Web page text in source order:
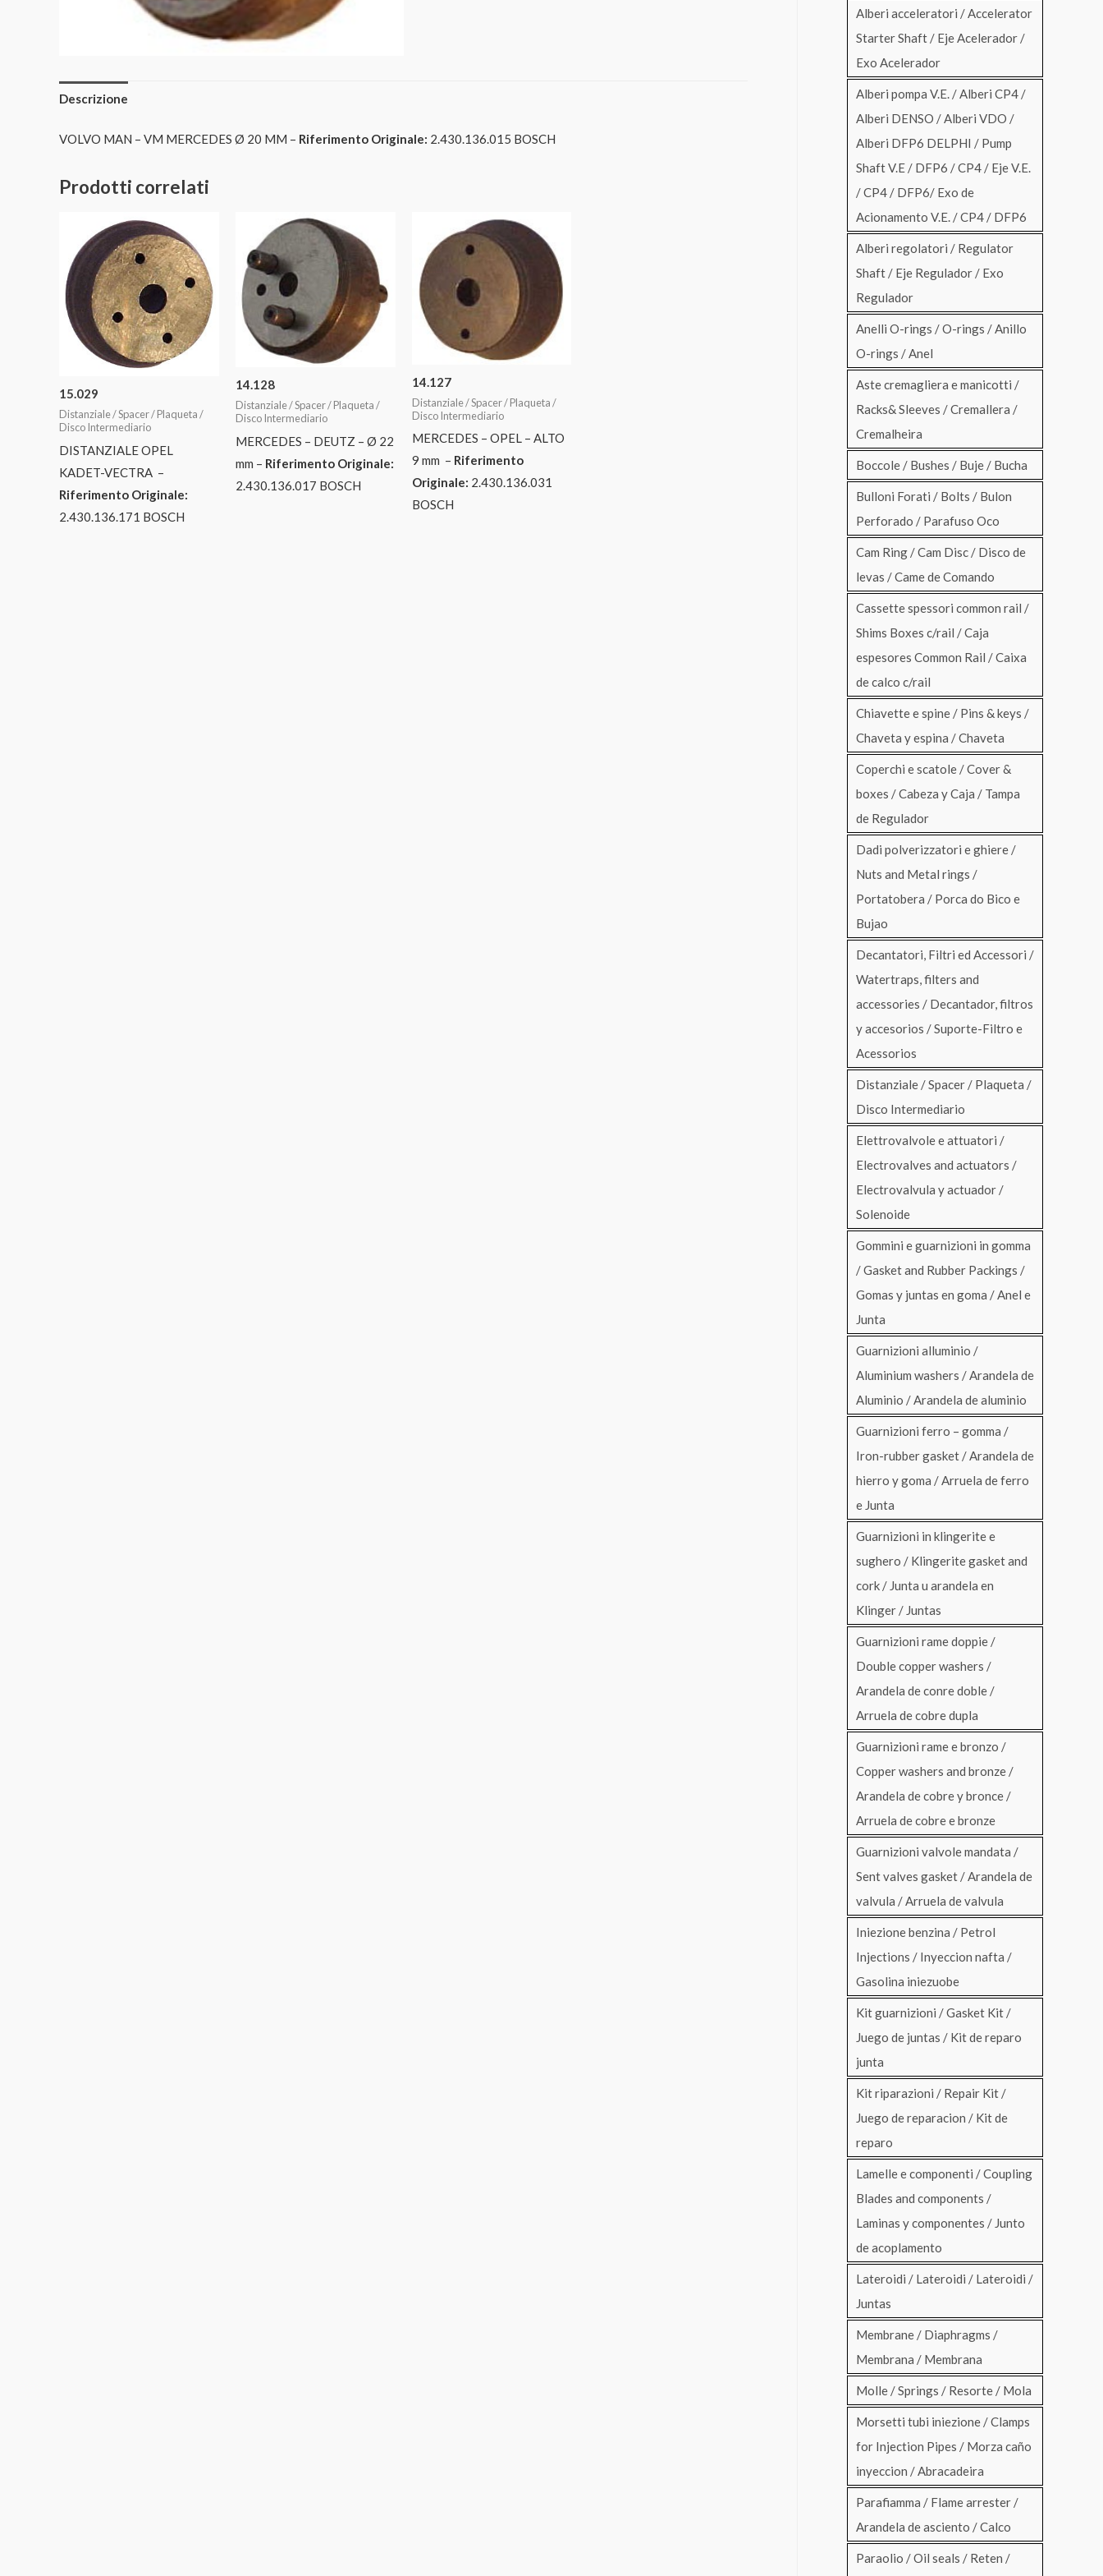
Descrizione
VOLVO MAN – VM MERCEDES Ø 20 MM – Riferimento Originale: 2.430.136.015 BOSCH
Prodotti correlati
15.029
Distanziale / Spacer / Plaqueta /
Disco Intermediario
DISTANZIALE OPEL
KADET-VECTRA –
Riferimento Originale:
2.430.136.171 BOSCH
14.128
Distanziale / Spacer / Plaqueta /
Disco Intermediario
MERCEDES – DEUTZ – Ø 22
mm – Riferimento Originale:
2.430.136.017 BOSCH
14.127
Distanziale / Spacer / Plaqueta /
Disco Intermediario
MERCEDES – OPEL – ALTO
9 mm – Riferimento
Originale: 2.430.136.031
BOSCH
Alberi acceleratori / Accelerator
Starter Shaft / Eje Acelerador /
Exo Acelerador
Alberi pompa V.E. / Alberi CP4 /
Alberi DENSO / Alberi VDO /
Alberi DFP6 DELPHI / Pump
Shaft V.E / DFP6 / CP4 / Eje V.E.
/ CP4 / DFP6/ Exo de
Acionamento V.E. / CP4 / DFP6
Alberi regolatori / Regulator
Shaft / Eje Regulador / Exo
Regulador
Anelli O-rings / O-rings / Anillo
O-rings / Anel
Aste cremagliera e manicotti /
Racks& Sleeves / Cremallera /
Cremalheira
Boccole / Bushes / Buje / Bucha
Bulloni Forati / Bolts / Bulon
Perforado / Parafuso Oco
Cam Ring / Cam Disc / Disco de
levas / Came de Comando
Cassette spessori common rail /
Shims Boxes c/rail / Caja
espesores Common Rail / Caixa
de calco c/rail
Chiavette e spine / Pins & keys /
Chaveta y espina / Chaveta
Coperchi e scatole / Cover &
boxes / Cabeza y Caja / Tampa
de Regulador
Dadi polverizzatori e ghiere /
Nuts and Metal rings /
Portatobera / Porca do Bico e
Bujao
Decantatori, Filtri ed Accessori /
Watertraps, filters and
accessories / Decantador, filtros
y accesorios / Suporte-Filtro e
Acessorios
Distanziale / Spacer / Plaqueta /
Disco Intermediario
Elettrovalvole e attuatori /
Electrovalves and actuators /
Electrovalvula y actuador /
Solenoide
Gommini e guarnizioni in gomma
/ Gasket and Rubber Packings /
Gomas y juntas en goma / Anel e
Junta
Guarnizioni alluminio /
Aluminium washers / Arandela de
Aluminio / Arandela de aluminio
Guarnizioni ferro – gomma /
Iron-rubber gasket / Arandela de
hierro y goma / Arruela de ferro
e Junta
Guarnizioni in klingerite e
sughero / Klingerite gasket and
cork / Junta u arandela en
Klinger / Juntas
Guarnizioni rame doppie /
Double copper washers /
Arandela de conre doble /
Arruela de cobre dupla
Guarnizioni rame e bronzo /
Copper washers and bronze /
Arandela de cobre y bronce /
Arruela de cobre e bronze
Guarnizioni valvole mandata /
Sent valves gasket / Arandela de
valvula / Arruela de valvula
Iniezione benzina / Petrol
Injections / Inyeccion nafta /
Gasolina iniezuobe
Kit guarnizioni / Gasket Kit /
Juego de juntas / Kit de reparo
junta
Kit riparazioni / Repair Kit /
Juego de reparacion / Kit de
reparo
Lamelle e componenti / Coupling
Blades and components /
Laminas y componentes / Junto
de acoplamento
Lateroidi / Lateroidi / Lateroidi /
Juntas
Membrane / Diaphragms /
Membrana / Membrana
Molle / Springs / Resorte / Mola
Morsetti tubi iniezione / Clamps
for Injection Pipes / Morza caño
inyeccion / Abracadeira
Parafiamma / Flame arrester /
Arandela de asciento / Calco
Paraolio / Oil seals / Reten /